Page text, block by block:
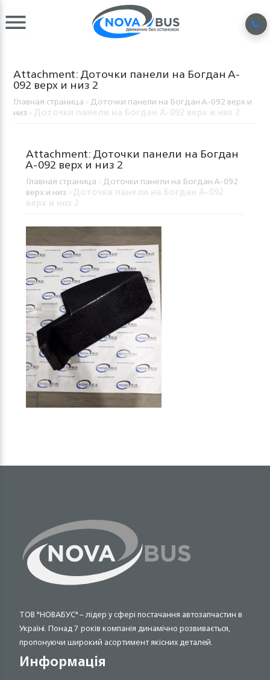
Attachment: Доточки панели на Богдан A-
092 верх и низ 2
Главная страница Доточки панели на Богдан A-092 верх и
низ
Attachment: Доточки панели на Богдан
A-092 верх и низ 2
Главная страница Доточки панели на Богдан A-092
верх и низ
ТОВ "НОВАБУС" – лідер у сфері постачання автозапчастин в
Україні. Понад 7 років компанія динамічно розвивається,
пропонуючи широкий асортимент якісних деталей.
Информація